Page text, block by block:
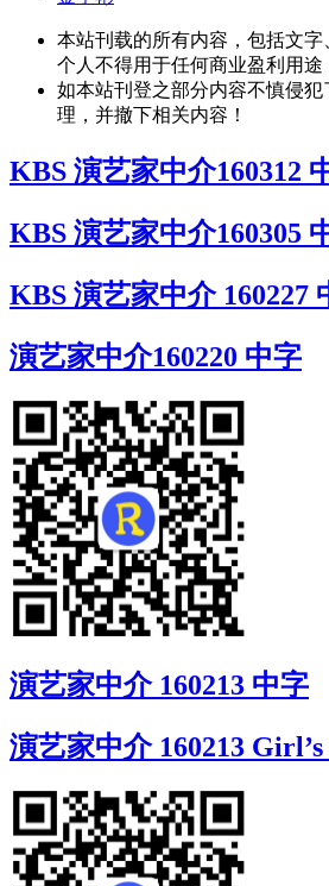
本站刊载的所有内容，包括文
个人不得用于任何商业盈利用
如本站刊登之部分内容不慎侵
理，并撤下相关内容！
KBS 演艺家中介160312
KBS 演艺家中介160305
KBS 演艺家中介 160227
演艺家中介160220 中字
演艺家中介 160213 中字
演艺家中介 160213